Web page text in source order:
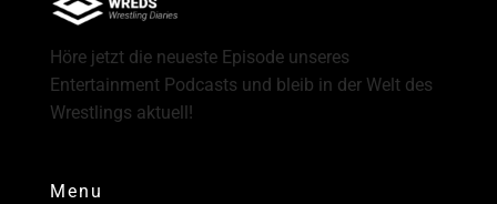
Höre jetzt die neueste Episode unseres
Entertainment Podcasts und bleib in der Welt des
Wrestlings aktuell!
Menu